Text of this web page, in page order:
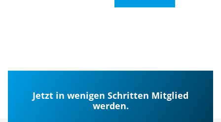
Jetzt in wenigen Schritten Mitglied
werden.